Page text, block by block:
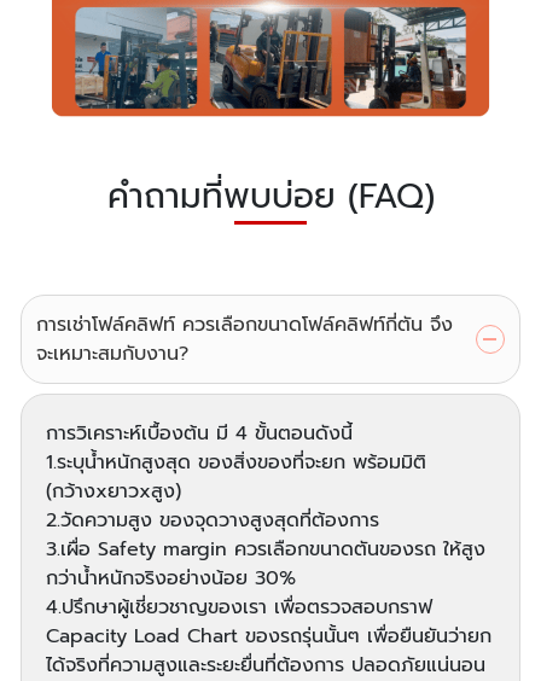
คำถามที่พบบ่อย (FAQ)
การเช่าโฟล์คลิฟท์ ควรเลือกขนาดโฟล์คลิฟท์กี่ตัน จึง
จะเหมาะสมกับงาน?
การวิเคราะห์เบื้องต้น มี 4 ขั้นตอนดังนี้
1.ระบุน้ำหนักสูงสุด ของสิ่งของที่จะยก พร้อมมิติ
(กว้างxยาวxสูง)
2.วัดความสูง ของจุดวางสูงสุดที่ต้องการ
3.เผื่อ Safety margin ควรเลือกขนาดตันของรถ ให้สูง
กว่าน้ำหนักจริงอย่างน้อย 30%
4.ปรึกษาผู้เชี่ยวชาญของเรา เพื่อตรวจสอบกราฟ
Capacity Load Chart ของรถรุ่นนั้นๆ เพื่อยืนยันว่ายก
ได้จริงที่ความสูงและระยะยื่นที่ต้องการ ปลอดภัยแน่นอน